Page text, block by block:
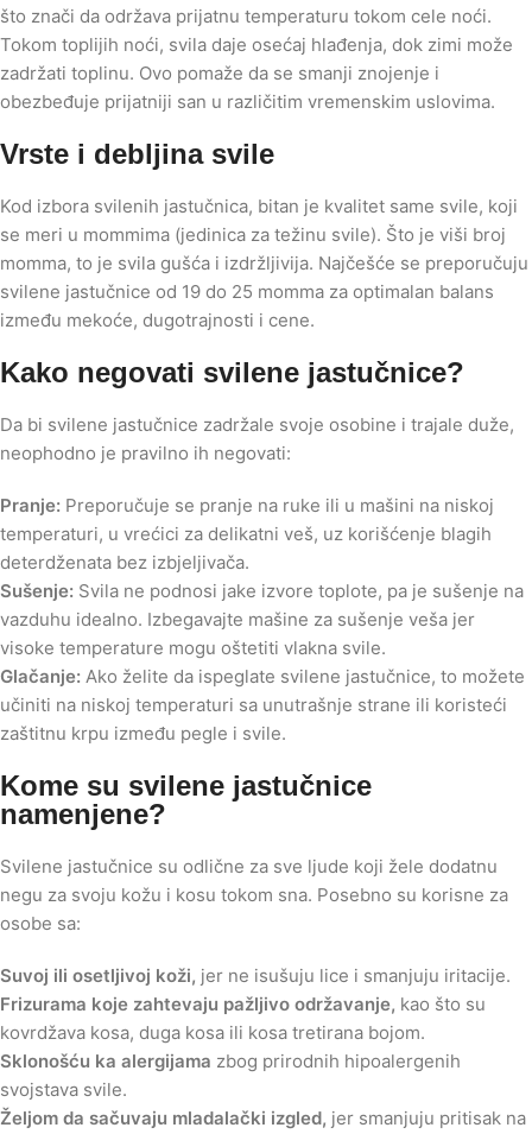
što znači da održava prijatnu temperaturu tokom cele noći.
Tokom toplijih noći, svila daje osećaj hlađenja, dok zimi može
zadržati toplinu. Ovo pomaže da se smanji znojenje i
obezbeđuje prijatniji san u različitim vremenskim uslovima.
Vrste i debljina svile
Kod izbora svilenih jastučnica, bitan je kvalitet same svile, koji
se meri u mommima (jedinica za težinu svile). Što je viši broj
momma, to je svila gušća i izdržljivija. Najčešće se preporučuju
svilene jastučnice od 19 do 25 momma za optimalan balans
između mekoće, dugotrajnosti i cene.
Kako negovati svilene jastučnice?
Da bi svilene jastučnice zadržale svoje osobine i trajale duže,
neophodno je pravilno ih negovati:
Pranje: Preporučuje se pranje na ruke ili u mašini na niskoj
temperaturi, u vrećici za delikatni veš, uz korišćenje blagih
deterdženata bez izbjeljivača.
Sušenje: Svila ne podnosi jake izvore toplote, pa je sušenje na
vazduhu idealno. Izbegavajte mašine za sušenje veša jer
visoke temperature mogu oštetiti vlakna svile.
Glačanje: Ako želite da ispeglate svilene jastučnice, to možete
učiniti na niskoj temperaturi sa unutrašnje strane ili koristeći
zaštitnu krpu između pegle i svile.
Kome su svilene jastučnice
namenjene?
Svilene jastučnice su odlične za sve ljude koji žele dodatnu
negu za svoju kožu i kosu tokom sna. Posebno su korisne za
osobe sa:
Suvoj ili osetljivoj koži, jer ne isušuju lice i smanjuju iritacije.
Frizurama koje zahtevaju pažljivo održavanje, kao što su
kovrdžava kosa, duga kosa ili kosa tretirana bojom.
Sklonošću ka alergijama zbog prirodnih hipoalergenih
svojstava svile.
Željom da sačuvaju mladalački izgled, jer smanjuju pritisak na